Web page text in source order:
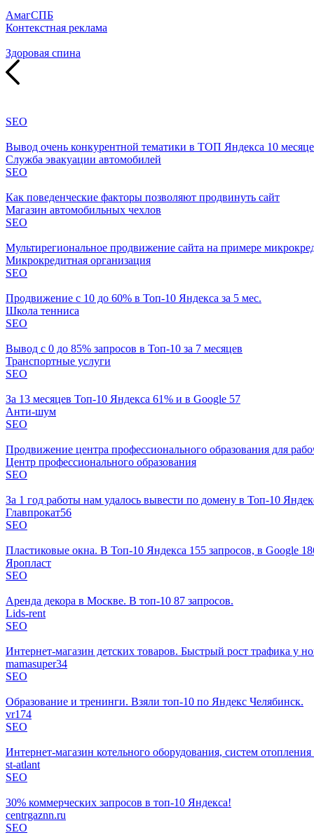
АмагСПБ
Контекстная реклама
Здоровая спина
SEO
Вывод очень конкурентной тематики в ТОП Яндекса 10
Служба эвакуации автомобилей
SEO
Как поведенческие факторы позволяют продвинуть сайт
Магазин автомобильных чехлов
SEO
Мультирегиональное продвижение сайта на примере
Микрокредитная организация
SEO
Продвижение с 10 до 60% в Топ-10 Яндекса за 5 мес.
Школа тенниса
SEO
Вывод с 0 до 85% запросов в Топ-10 за 7 месяцев
Транспортные услуги
SEO
За 13 месяцев Топ-10 Яндекса 61% и в Google 57
Анти-шум
SEO
Продвижение центра профессионального образования для
Центр профессионального образования
SEO
За 1 год работы нам удалось вывести по домену в Топ-10
Главпрокат56
SEO
Пластиковые окна. В Топ-10 Яндекса 155 запросов, в Google
Яропласт
SEO
Аренда декора в Москве. В топ-10 87 запросов.
Lids-rent
SEO
Интернет-магазин детских товаров. Быстрый рост трафика у
mamasuper34
SEO
Образование и тренинги. Взяли топ-10 по Яндекс Челябинск.
vr174
SEO
Интернет-магазин котельного оборудования, систем
st-atlant
SEO
30% коммерческих запросов в топ-10 Яндекса!
centrgaznn.ru
SEO